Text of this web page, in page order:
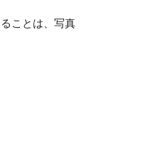
ことは、写真